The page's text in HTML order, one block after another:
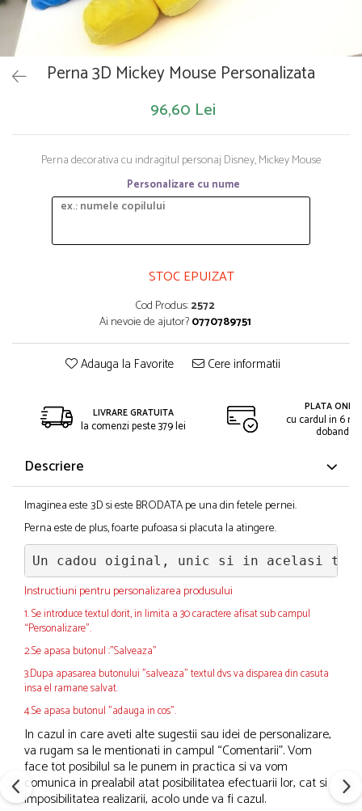
Papusi si accesorii
Trotinete
Trenulete si masinute
Unelte si bancuri de lucru
Perna 3D Mickey Mouse Personalizata
96,60 Lei
Perna decorativa cu indragitul personaj Disney, Mickey Mouse
Personalizare cu nume
STOC EPUIZAT
Cod Produs:2572
Ai nevoie de ajutor?0770789751
Adauga la Favorite Cere informatii
LIVRARE GRATUITA
la comenzi peste 379 lei
PLATA
cu cardul in 6
dobanda
Descriere
Imaginea este 3D si este BRODATA pe una din fetele pernei.
Perna este de plus, foarte pufoasa si placuta la atingere.
Un cadou oiginal, unic si in acelasi
Instructiuni pentru personalizarea produsului
1. Se introduce textul dorit, in limita a 30 caractere afisat sub campul
“Personalizare”.
2.Se apasa butonul :"Salveaza"
3.Dupa apasarea butonului "salveaza" textul dvs va disparea din casuta
insa el ramane salvat.
4.Se apasa butonul "adauga in cos".
In cazul in care aveti alte sugestii sau idei de personalizare,
va rugam sa le mentionati in campul “Comentarii”. Vom
face tot posibilul sa le punem in practica si va vom
comunica in prealabil atat posibilitatea efectuarii lor, cat si
imposibilitatea realizarii, acolo unde va fi cazul.